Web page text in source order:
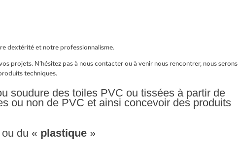
dextérité et notre professionnalisme.
projets. N’hésitez pas à nous contacter ou à venir nous rencontrer, nous serons
techniques.
soudure des toiles PVC ou tissées à partir de
ou non de PVC et ainsi concevoir des produits
du «plastique»